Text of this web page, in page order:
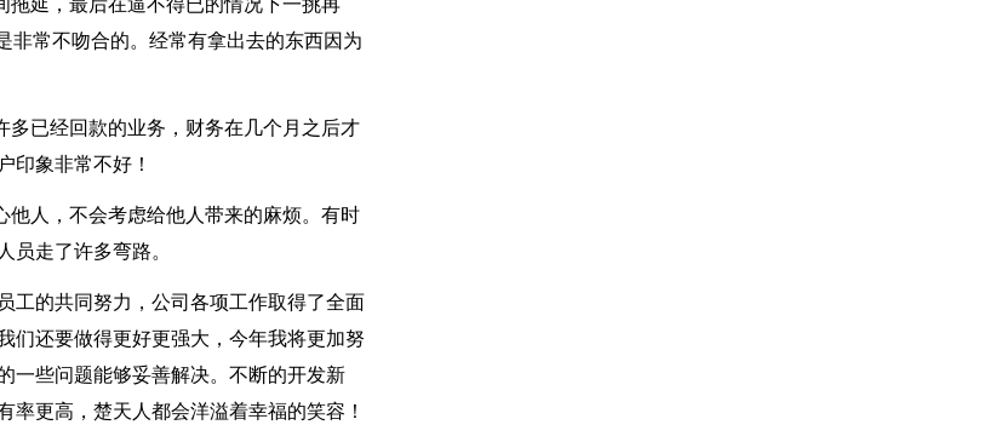
延，最后在逼不得已的情况下一挑再
非常不吻合的。经常有拿出去的东西因为
已经回款的业务，财务在几个月之后才
印象非常不好！
人，不会考虑给他人带来的麻烦。有时
员走了许多弯路。
的共同努力，公司各项工作取得了全面
们还要做得更好更强大，今年我将更加努
一些问题能够妥善解决。不断的开发新
更高，楚天人都会洋溢着幸福的笑容！